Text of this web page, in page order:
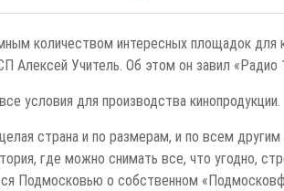
количеством интересных площадок
Алексей Учитель. Об этом он завил «Радио
условия для производства кинопродукции.
страна и по размерам, и по всем
где можно снимать все, что угодно,
Подмосковью о собственном